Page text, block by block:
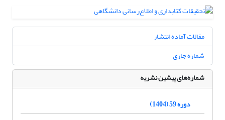
مقالات آماده انتشار
شماره جاری
شماره‌های پیشین نشریه
دوره 59 (1404)